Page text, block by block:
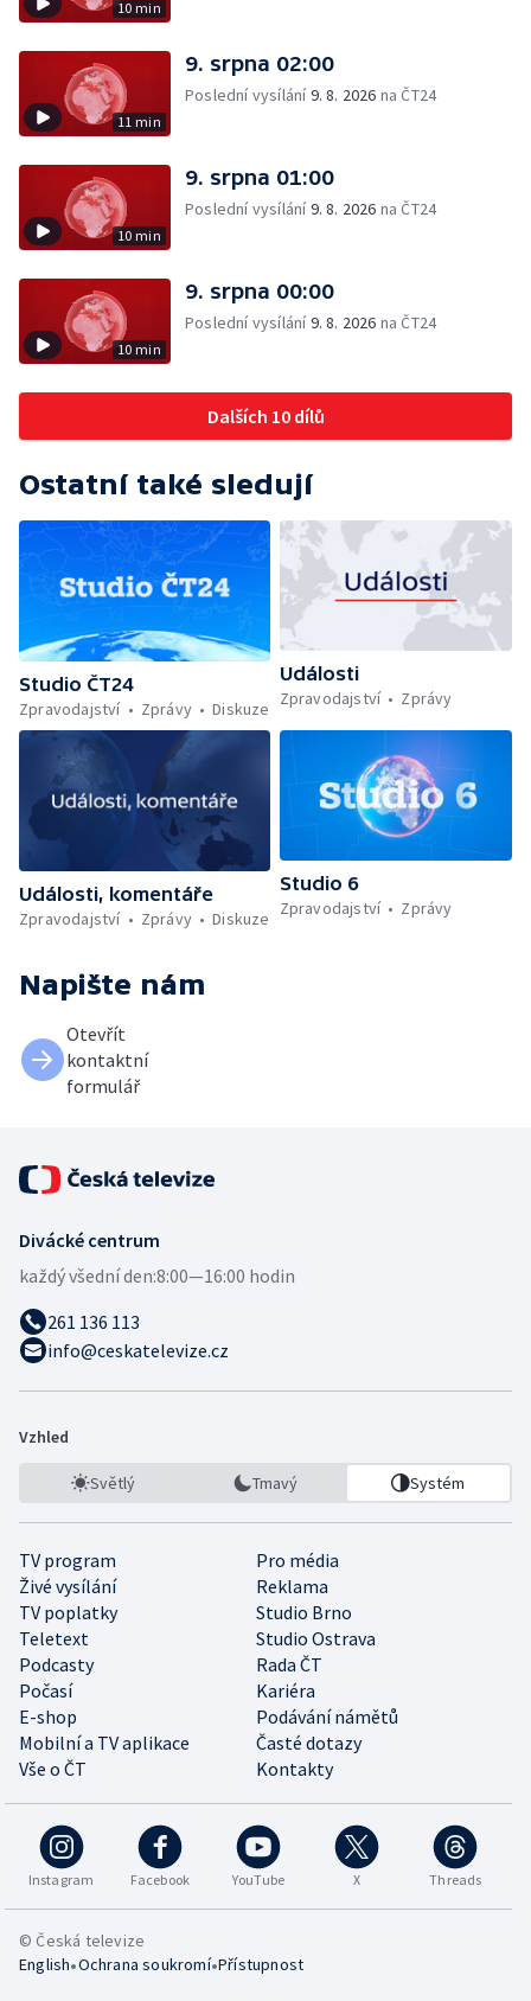
10 min
11 min
9. srpna 02:00
Poslední vysílání9. 8. 2026 na ČT24
10 min
9. srpna 01:00
Poslední vysílání9. 8. 2026 na ČT24
10 min
9. srpna 00:00
Poslední vysílání9. 8. 2026 na ČT24
Dalších 10 dílů
Ostatní také sledují
Studio ČT24
Zpravodajství
Zprávy Diskuze
Události
Zpravodajství
Zprávy
Události, komentáře
Zpravodajství
Zprávy Diskuze
Studio 6
Zpravodajství
Zprávy
Napište nám
Otevřít
kontaktní
formulář
Divácké centrum
každý všední den:8:00—16:00 hodin
261 136 113
info@ceskatelevize.cz
Vzhled
Světlý Tmavý Systém
TV program
Pro média
Živé vysílání
Reklama
TV poplatky
Studio Brno
Teletext
Studio Ostrava
Podcasty
Rada ČT
Počasí
Kariéra
E-shop
Podávání námětů
Mobilní a TV aplikace
Časté dotazy
Vše o ČT
Kontakty
Instagram Facebook YouTube X Threads
© Česká televize
English•Ochrana soukromí•Přístupnost